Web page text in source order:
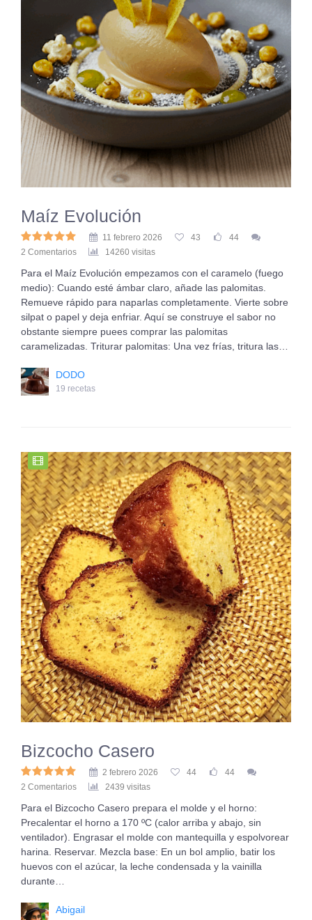
Maíz Evolución
11 febrero 2026 43
44
2 Comentarios
14260 visitas
Para el Maíz Evolución empezamos con el caramelo (fuego
medio): Cuando esté ámbar claro, añade las palomitas.
Remueve rápido para naparlas completamente. Vierte sobre
silpat o papel y deja enfriar. Aquí se construye el sabor no
obstante siempre puees comprar las palomitas
caramelizadas. Triturar palomitas: Una vez frías, tritura las…
DODO
19 recetas
Bizcocho Casero
2 febrero 2026 44
44
2 Comentarios
2439 visitas
Para el Bizcocho Casero prepara el molde y el horno:
Precalentar el horno a 170 ºC (calor arriba y abajo, sin
ventilador). Engrasar el molde con mantequilla y espolvorear
harina. Reservar. Mezcla base: En un bol amplio, batir los
huevos con el azúcar, la leche condensada y la vainilla
durante…
Abigail